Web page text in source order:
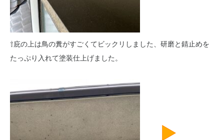
⇧庇の上は鳥の糞がすごくてビックリしました、研磨と錆止めを
たっぷり入れて塗装仕上げました。